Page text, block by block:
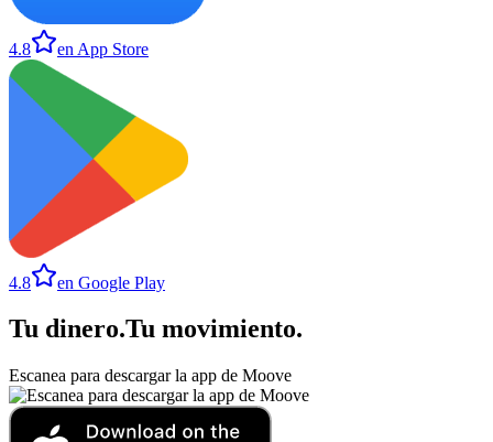
4.8 en App Store
4.8 en Google Play
Tu dinero.Tu movimiento.
Escanea para descargar la app de Moove